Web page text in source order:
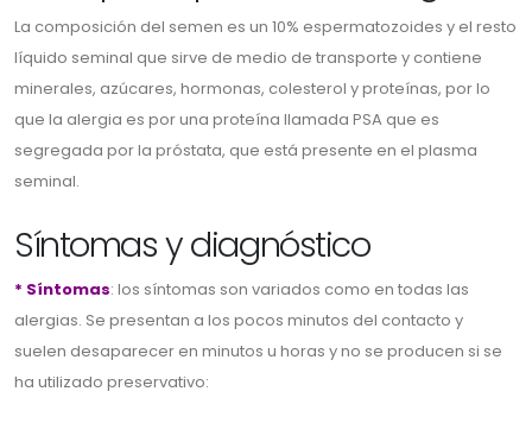
La composición del semen es un 10% espermatozoides y el resto
líquido seminal que sirve de medio de transporte y contiene
minerales, azúcares, hormonas, colesterol y proteínas, por lo
que la alergia es por una proteína llamada PSA que es
segregada por la próstata, que está presente en el plasma
seminal.
Síntomas y diagnóstico
* Síntomas: los síntomas son variados como en todas las
alergias. Se presentan a los pocos minutos del contacto y
suelen desaparecer en minutos u horas y no se producen si se
ha utilizado preservativo: